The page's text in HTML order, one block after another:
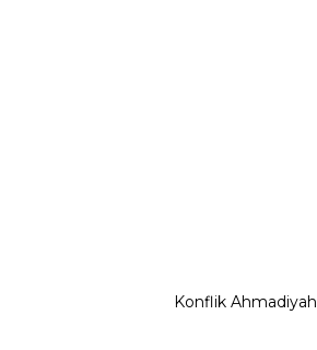
Konflik Ahmadiyah